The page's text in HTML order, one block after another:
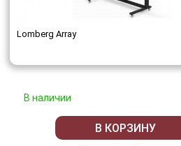
Lomberg Array
В наличии
В КОРЗИНУ